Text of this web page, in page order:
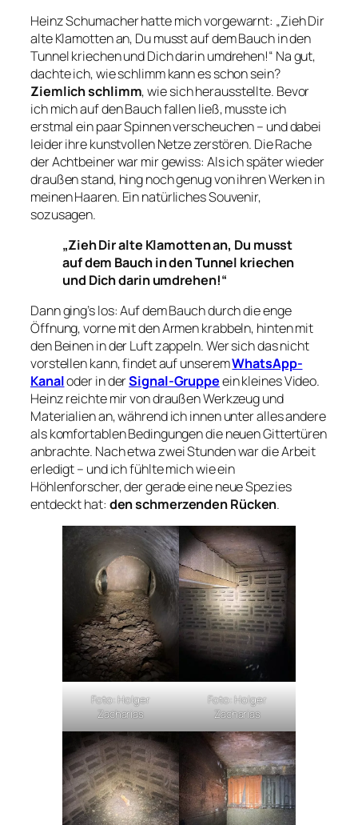
Heinz Schumacher hatte mich vorgewarnt: „Zieh Dir
alte Klamotten an, Du musst auf dem Bauch in den
Tunnel kriechen und Dich darin umdrehen!“ Na gut,
dachte ich, wie schlimm kann es schon sein?
Ziemlich schlimm, wie sich herausstellte. Bevor
ich mich auf den Bauch fallen ließ, musste ich
erstmal ein paar Spinnen verscheuchen – und dabei
leider ihre kunstvollen Netze zerstören. Die Rache
der Achtbeiner war mir gewiss: Als ich später wieder
draußen stand, hing noch genug von ihren Werken in
meinen Haaren. Ein natürliches Souvenir,
sozusagen.
„Zieh Dir alte Klamotten an, Du musst
auf dem Bauch in den Tunnel kriechen
und Dich darin umdrehen!“
Dann ging’s los: Auf dem Bauch durch die enge
Öffnung, vorne mit den Armen krabbeln, hinten mit
den Beinen in der Luft zappeln. Wer sich das nicht
vorstellen kann, findet auf unseremWhatsApp-
Kanaloder in derSignal-Gruppeein kleines Video.
Heinz reichte mir von draußen Werkzeug und
Materialien an, während ich innen unter alles andere
als komfortablen Bedingungen die neuen Gittertüren
anbrachte. Nach etwa zwei Stunden war die Arbeit
erledigt – und ich fühlte mich wie ein
Höhlenforscher, der gerade eine neue Spezies
entdeckt hat: den schmerzenden Rücken.
Foto: Holger
Zacharias
Foto: Holger
Zacharias